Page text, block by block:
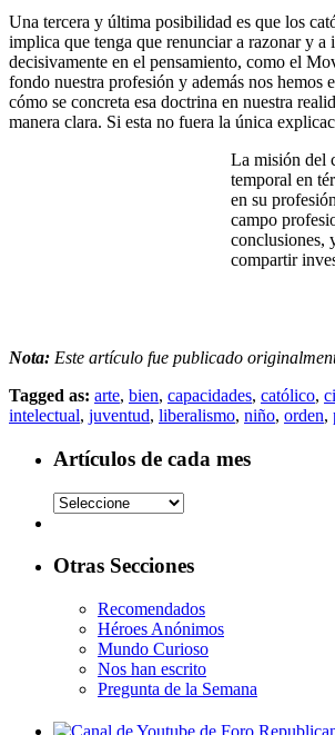
Una tercera y última posibilidad es que los
implica que tenga que renunciar a razonar y
decisivamente en el pensamiento, como el
fondo nuestra profesión y además nos
cómo se concreta esa doctrina en nuestra
manera clara. Si esta no fuera la única
La misión del
temporal en
en su
campo
conclusiones,
compartir
Nota: Este artículo fue publicado
Tagged as: arte, bien, capacidades, católico,
intelectual, juventud, liberalismo, niño, orden,
Artículos de cada mes
Otras Secciones
Recomendados
Héroes Anónimos
Mundo Curioso
Nos han escrito
Pregunta de la Semana